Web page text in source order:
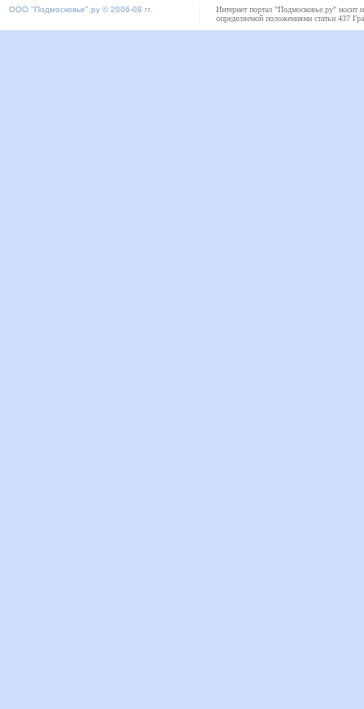
ООО "Подмосковье" .ру © 2006-08 гг.
Интернет портал "Подмосковье.ру" носит
определяемой положениями статьи 437